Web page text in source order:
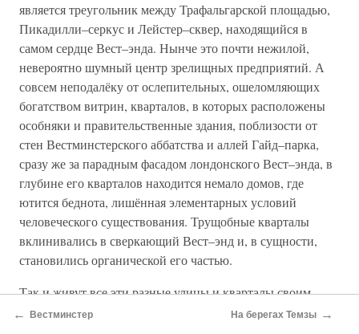
является треугольник между Трафальгарской площадью,
Пикадилли–серкус и Лейстер–сквер, находящийся в
самом сердце Вест–энда. Нынче это почти нежилой,
невероятно шумный центр зрелищных предприятий. А
совсем неподалёку от ослепительных, ошеломляющих
богатством витрин, кварталов, в которых расположены
особняки и правительственные здания, поблизости от
стен Вестминстерского аббатства и аллей Гайд–парка,
сразу же за парадным фасадом лондонского Вест–энда, в
глубине его кварталов находится немало домов, где
ютится беднота, лишённая элементарных условий
человеческого существования. Трущобные кварталы
вклинивались в сверкающий Вест–энд и, в сущности,
становились органической его частью.
Так и живут все эти разные улицы и кварталы своим
собственным укладом и ритмом — живут рядом, но
← Вестминстер На берегах Темзы →